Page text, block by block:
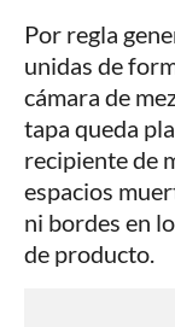
Por regla
unidas de
cámara de
tapa queda
recipiente de
espacios
ni bordes en
de producto.